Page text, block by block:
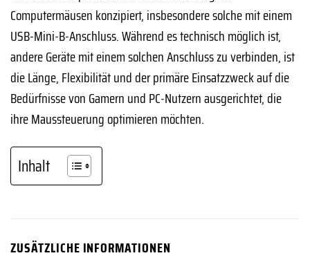
Computermäusen konzipiert, insbesondere solche mit einem
USB-Mini-B-Anschluss. Während es technisch möglich ist,
andere Geräte mit einem solchen Anschluss zu verbinden, ist
die Länge, Flexibilität und der primäre Einsatzzweck auf die
Bedürfnisse von Gamern und PC-Nutzern ausgerichtet, die
ihre Maussteuerung optimieren möchten.
Inhalt
ZUSÄTZLICHE INFORMATIONEN